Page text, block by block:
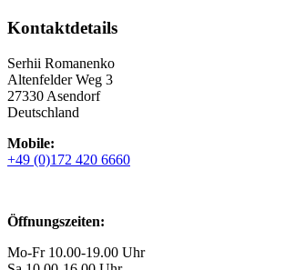
Kontaktdetails
Serhii Romanenko
Altenfelder Weg 3
27330 Asendorf
Deutschland
Mobile:
+49 (0)172 420 6660
Öffnungszeiten:
Mo-Fr 10.00-19.00 Uhr